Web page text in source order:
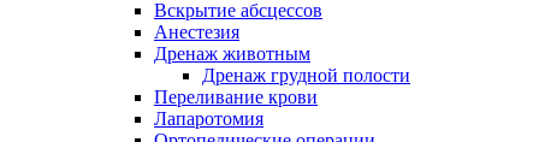
Вскрытие абсцессов
Анестезия
Дренаж животным
Дренаж грудной полости
Переливание крови
Лапаротомия